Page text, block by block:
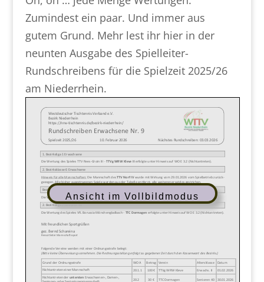
Zumindest ein paar. Und immer aus
gutem Grund. Mehr lest ihr hier in der
neunten Ausgabe des Spielleiter-
Rundschreibens für die Spielzeit 2025/26
am Niederrhein.
Ansicht im Vollbildmodus